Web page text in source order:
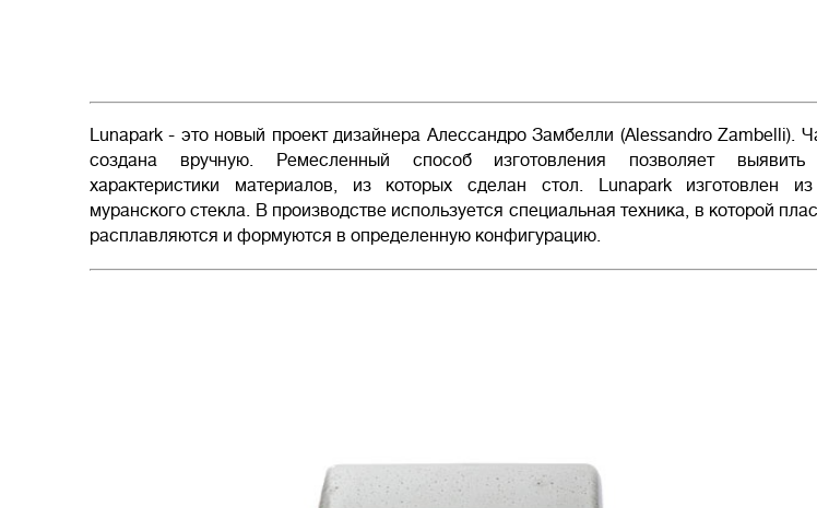
Lunapark - это новый проект дизайнера Алессандро Замбелли (Alessandro Zambelli).
создана вручную. Ремесленный способ изготовления позволяет выявить
характеристики материалов, из которых сделан стол. Lunapark изготовлен из
муранского стекла. В производстве используется специальная техника, в которой
расплавляются и формуются в определенную конфигурацию.